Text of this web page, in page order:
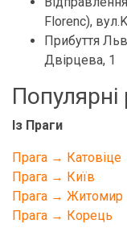
Florenc),
Прибуття
Двірцева, 1
Популярні
Із Праги
Прага → Катовіце
Прага → Київ
Прага → Житомир
Прага → Корець